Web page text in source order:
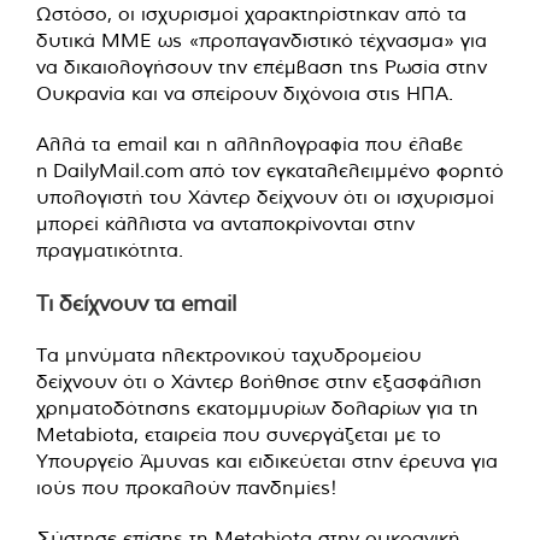
Ωστόσο, οι ισχυρισμοί χαρακτηρίστηκαν από τα
δυτικά ΜΜΕ ως «προπαγανδιστικό τέχνασμα» για
να δικαιολογήσουν την επέμβαση της Ρωσία στην
Ουκρανία και να σπείρουν διχόνοια στις ΗΠΑ.
Αλλά τα email και η αλληλογραφία που έλαβε
η DailyMail.com από τον εγκαταλελειμμένο φορητό
υπολογιστή του Χάντερ δείχνουν ότι οι ισχυρισμοί
μπορεί κάλλιστα να ανταποκρίνονται στην
πραγματικότητα.
Τι δείχνουν τα email
Τα μηνύματα ηλεκτρονικού ταχυδρομείου
δείχνουν ότι ο Χάντερ βοήθησε στην εξασφάλιση
χρηματοδότησης εκατομμυρίων δολαρίων για τη
Metabiota, εταιρεία που συνεργάζεται με το
Υπουργείο Άμυνας και ειδικεύεται στην έρευνα για
ιούς που προκαλούν πανδημίες!